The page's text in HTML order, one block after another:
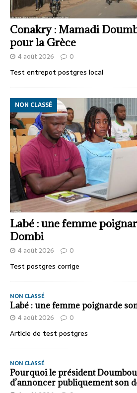
Conakry : Mamadi
pour la Grèce
4 août 2026 0
Test entrepot postgres local
Labé : une femme
Dombi
NON CLASSÉ
4 août 2026 0
Test postgres corrige
NON CLASSÉ
Labé : une femme poignarde
4 août 2026 0
Article de test postgres
NON CLASSÉ
Pourquoi le président
d’annoncer publiquement son